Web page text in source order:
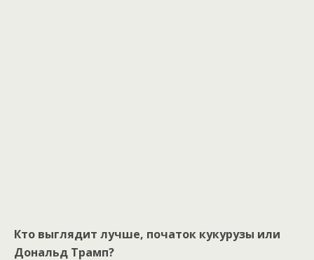
Кто выглядит лучше, початок кукурузы или
Дональд Трамп?